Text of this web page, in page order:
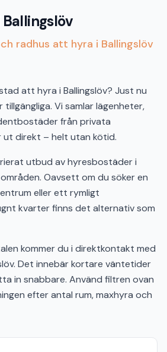
radhus att hyra i Ballingslöv
att hyra i Ballingslöv? Just nu
Vi samlar lägenheter,
från privata
ut direkt – helt utan kötid.
utbud av hyresbostäder i
Oavsett om du söker en
eller ett rymligt
kvarter finns det alternativ som
kommer du i direktkontakt med
Det innebär kortare väntetider
in snabbare. Använd filtren ovan
efter antal rum, maxhyra och